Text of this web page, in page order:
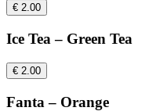
€ 2.00
Ice Tea – Green Tea
€ 2.00
Fanta – Orange